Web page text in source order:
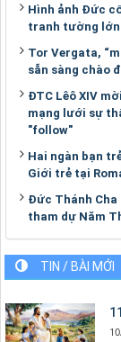
Hình ảnh Đức
tranh tường
Tor Vergata,
sẵn sàng chào
ĐTC Lêô XIV
mạng lưới sự
"follow"
Hai ngàn bạn
Giới trẻ tại
Đức Thánh Cha
tham dự Năm
TIN / BÀI MỚI